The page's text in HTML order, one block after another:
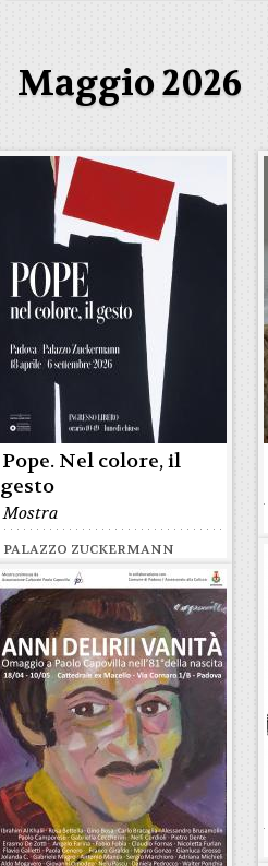
Maggio 2026
Pope. Nel colore, il
gesto
Mostra
PALAZZO ZUCKERMANN